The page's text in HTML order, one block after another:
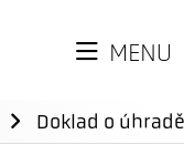
MENU
Doklad o